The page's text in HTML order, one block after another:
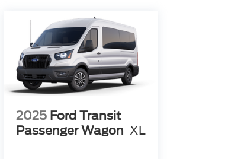
2025 Ford Transit
Passenger Wagon XL